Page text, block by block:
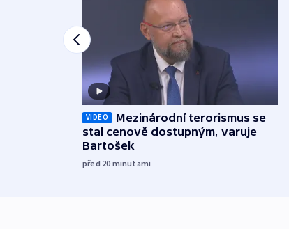
VIDEO
Mezinárodní terorismus se
stal cenově dostupným, varuje
Bartošek
před 20 minutami